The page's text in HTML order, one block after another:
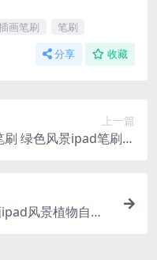
画笔刷 笔刷
分享 收藏
上一篇
绿色风景ipad笔刷插
风景植物自然